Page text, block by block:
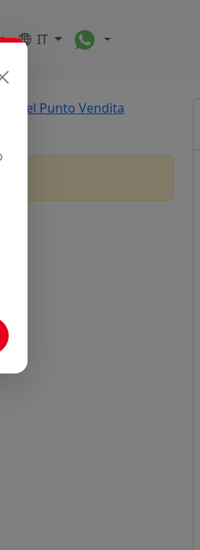
IT Toggle Dropdown
Nel Punto Vendita